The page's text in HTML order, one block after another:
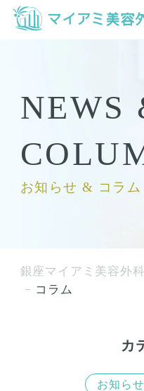
NEWS
お知らせ & コラム
銀座マイアミ美容外
コラム
カ
お知らせ